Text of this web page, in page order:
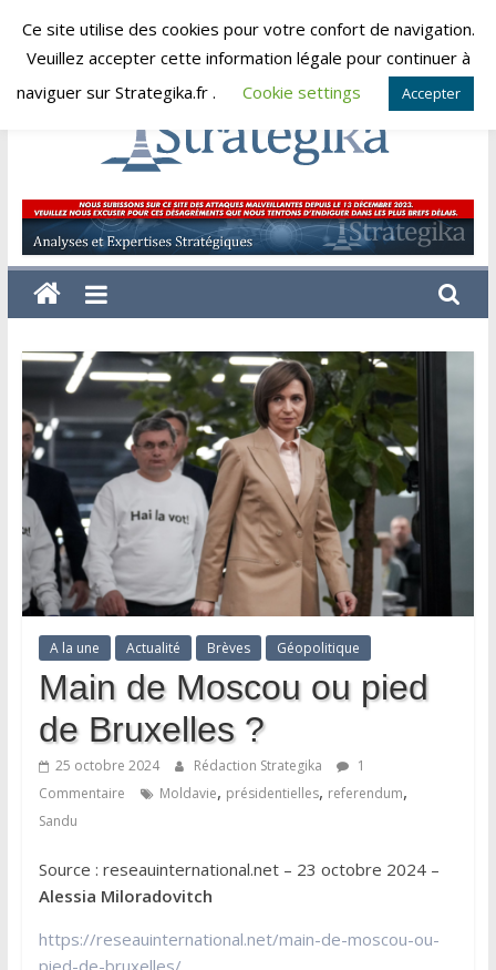
Skip
lundi, août 10, 2026
Strategika
Expertise
et
Analyses
A la une Actualité Brèves Géopolitique
Main de Moscou ou pied
de Bruxelles ?
25 octobre 2024 Rédaction Strategika
1
Commentaire
Moldavie, présidentielles, referendum,
Sandu
Source : reseauinternational.net – 23 octobre 2024 –
Alessia Miloradovitch
https://reseauinternational.net/main-de-moscou-ou-
pied-de-bruxelles/
Ce site utilise des cookies pour votre confort de navigation.
Veuillez accepter cette information légale pour continuer à
naviguer sur Strategika.fr .
Cookie settings Accepter